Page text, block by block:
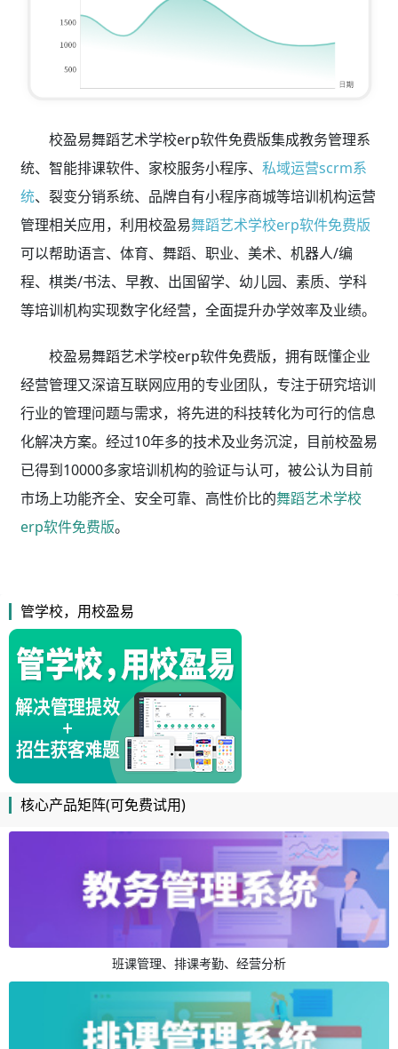
校盈易舞蹈艺术学校erp软件免费版集成教务管理系
统、智能排课软件、家校服务小程序、 私域运营scrm系
统、裂变分销系统、品牌自有小程序商城等培训机构运营
管理相关应用，利用校盈易舞蹈艺术学校erp软件免费版
可以帮助语言、体育、舞蹈、职业、美术、机器人/编
程、棋类/书法、早教、出国留学、幼儿园、素质、学科
等培训机构实现数字化经营，全面提升办学效率及业绩。
校盈易舞蹈艺术学校erp软件免费版，拥有既懂企业
经营管理又深谙互联网应用的专业团队，专注于研究培训
行业的管理问题与需求，将先进的科技转化为可行的信息
化解决方案。经过10年多的技术及业务沉淀，目前校盈易
已得到10000多家培训机构的验证与认可，被公认为目前
市场上功能齐全、安全可靠、高性价比的舞蹈艺术学校
erp软件免费版。
管学校，用校盈易
核心产品矩阵(可免费试用)
班课管理、排课考勤、经营分析